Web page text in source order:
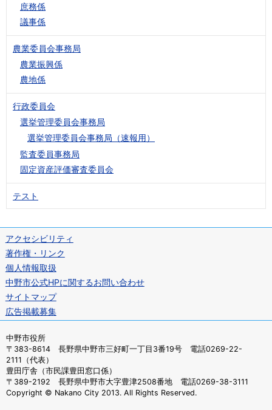
庶務係
議事係
農業委員会事務局
農業振興係
農地係
行政委員会
選挙管理委員会事務局
選挙管理委員会事務局（速報用）
監査委員事務局
固定資産評価審査委員会
テスト
アクセシビリティ
著作権・リンク
個人情報取扱
中野市公式HPに関するお問い合わせ
サイトマップ
広告掲載募集
中野市役所
〒383-8614 長野県中野市三好町一丁目3番19号 電話0269-22-
2111（代表）
豊田庁舎（市民課豊田窓口係）
〒389-2192 長野県中野市大字豊津2508番地 電話0269-38-3111
Copyright © Nakano City 2013. All Rights Reserved.